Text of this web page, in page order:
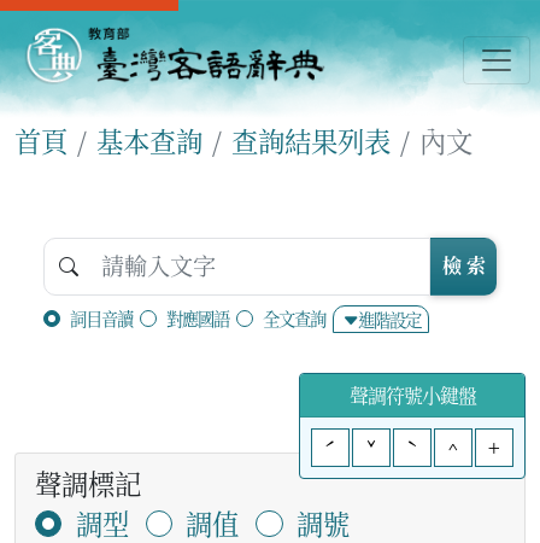
首頁 基本查詢 查詢結果列表 內文
詞目音讀 對應國語 全文查詢 進階設定
檢 索
聲調符號小鍵盤
ˊ
ˇ ˋ ^ +
聲調標記
調型
調值
調號